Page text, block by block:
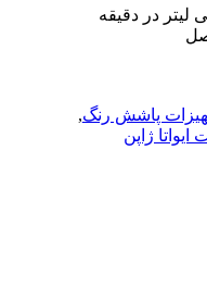
پاشش رنگ,
ایواتا ژاپن